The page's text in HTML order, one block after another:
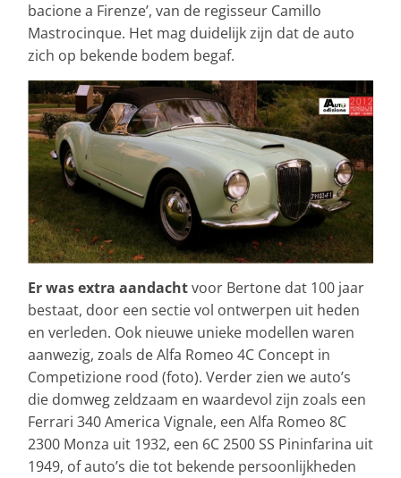
bacione a Firenze’, van de regisseur Camillo
Mastrocinque. Het mag duidelijk zijn dat de auto
zich op bekende bodem begaf.
Er was extra aandachtvoor Bertone dat 100 jaar
bestaat, door een sectie vol ontwerpen uit heden
en verleden. Ook nieuwe unieke modellen waren
aanwezig, zoals de Alfa Romeo 4C Concept in
Competizione rood (foto). Verder zien we auto’s
die domweg zeldzaam en waardevol zijn zoals een
Ferrari 340 America Vignale, een Alfa Romeo 8C
2300 Monza uit 1932, een 6C 2500 SS Pininfarina uit
1949, of auto’s die tot bekende persoonlijkheden